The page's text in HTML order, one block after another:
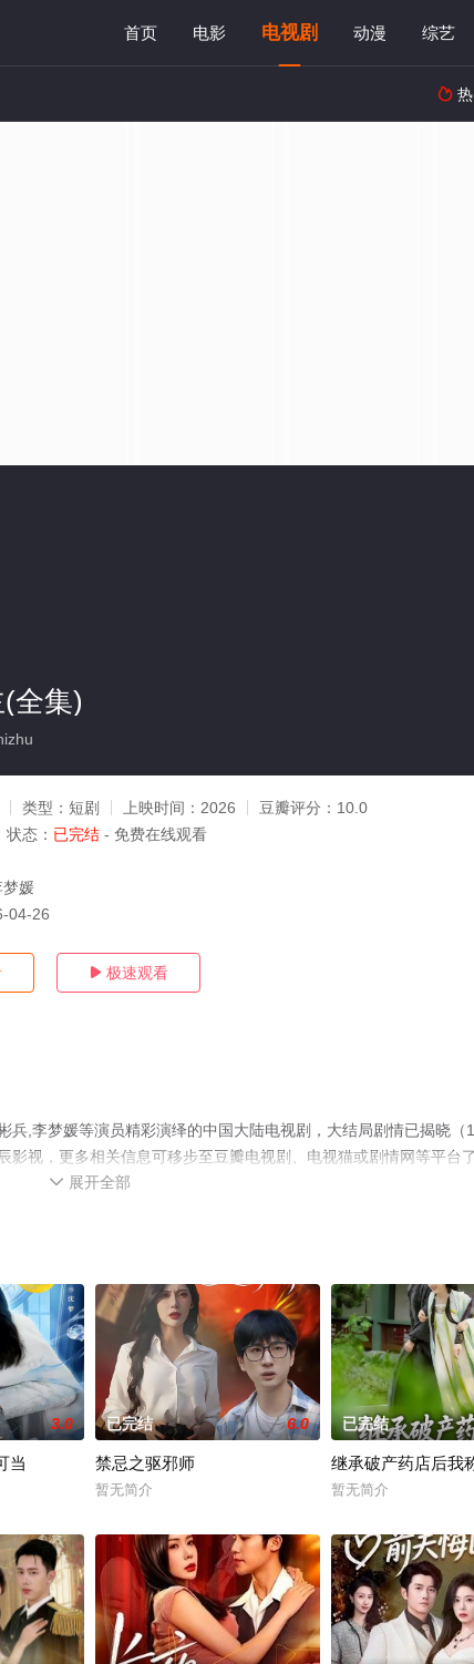
首页 电影 电视剧 动漫 综艺

全集)
类型： 短剧 上映时间： 2026 豆瓣评分： 10.0
状态： 已完结 - 免费在线观看
梦媛
04-26
 极速观看
,李梦媛等演员精彩演绎的中国大陆电视剧，大结局剧情已揭晓（
视，更多相关信息可移步至豆瓣电视剧、电视猫或剧情网等平台了
 展开全部
3.0
当
已完结 6.0
禁忌之驱邪师
暂无简介
已完结
继承破产药店后我
暂无简介